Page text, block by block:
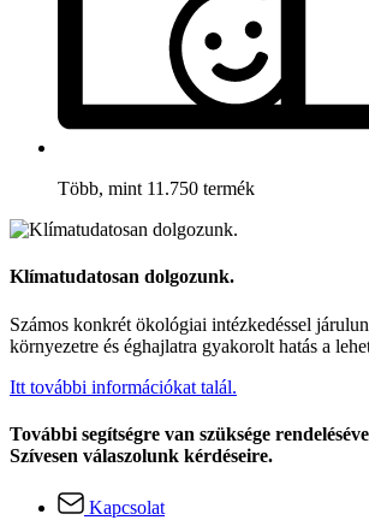
Több, mint 11.750 termék
Klímatudatosan dolgozunk.
Számos konkrét ökológiai intézkedéssel
környezetre és éghajlatra gyakorolt hatás a
Itt további információkat talál.
További segítségre van szüksége
Szívesen válaszolunk kérdéseire.
Kapcsolat